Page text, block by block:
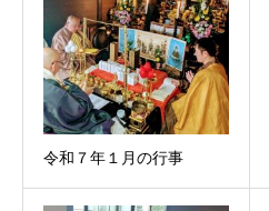
令和７年１月の行事